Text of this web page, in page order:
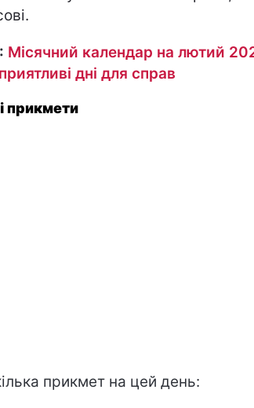
Місячний календар на лютий
дні для справ
прикмети
прикмет на цей день: